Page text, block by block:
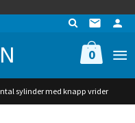
0
sylinder med knapp vrider